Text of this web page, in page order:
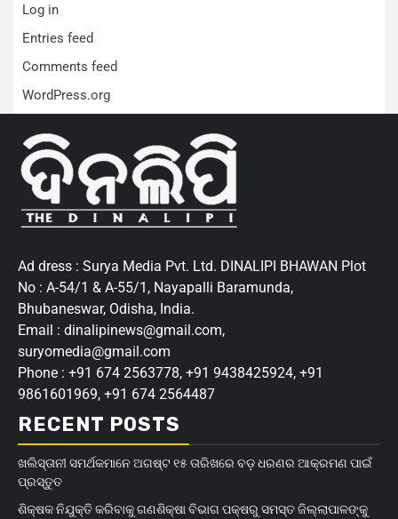
Log in
Entries feed
Comments feed
WordPress.org
Ad dress : Surya Media Pvt. Ltd. DINALIPI BHAWAN Plot
No : A-54/1 & A-55/1, Nayapalli Baramunda,
Bhubaneswar, Odisha, India.
Email : dinalipinews@gmail.com,
suryomedia@gmail.com
Phone : +91 674 2563778, +91 9438425924, +91
9861601969, +91 674 2564487
RECENT POSTS
ଖଲିସ୍ତାନୀ ସମର୍ଥକମାନେ ଅଗଷ୍ଟ ୧୫ ତାରିଖରେ ବଡ଼ ଧରଣର ଆକ୍ରମଣ ପାଇଁ
ପ୍ରସ୍ତୁତ
ଶିକ୍ଷକ ନିଯୁକ୍ତି କରିବାକୁ ଗଣଶିକ୍ଷା ବିଭାଗ ପକ୍ଷରୁ ସମସ୍ତ ଜିଲ୍ଲାପାଳଙ୍କୁ